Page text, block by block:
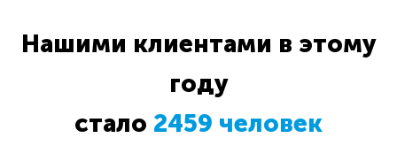
Нашими клиентами в этому
году
стало 2459 человек